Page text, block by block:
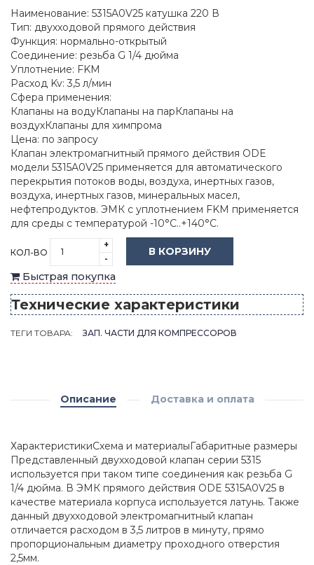
Наименование: 5315A0V25 катушка 220 В
Тип: двухходовой прямого действия
Функция: нормально-открытый
Соединение: резьба G 1/4 дюйма
Уплотнение: FKM
Расход Kv: 3,5 л/мин
Сфера применения:
Клапаны на водуКлапаны на парКлапаны на
воздухКлапаны для химпрома
Цена: по запросу
Клапан электромагнитный прямого действия ODE
модели 5315A0V25 применяется для автоматического
перекрытия потоков воды, воздуха, инертных газов,
воздуха, инертных газов, минеральных масел,
нефтепродуктов. ЭМК с уплотнением FKM применяется
для среды с температурой -10°C..+140°C.
КОЛ-ВО
+
-
В КОРЗИНУ
Быстрая покупка
Технические характеристики
ТЕГИ ТОВАРА: ЗАП. ЧАСТИ ДЛЯ КОМПРЕССОРОВ
Описание Доставка и оплата
ХарактеристикиСхема и материалыГабаритные размеры
Представленный двухходовой клапан серии 5315
используется при таком типе соединения как резьба G
1/4 дюйма. В ЭМК прямого действия ODE 5315A0V25 в
качестве материала корпуса используется латунь. Также
данный двухходовой электромагнитный клапан
отличается расходом в 3,5 литров в минуту, прямо
пропорциональным диаметру проходного отверстия
2,5мм.